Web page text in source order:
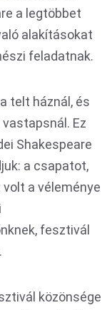
a legtöbbet
alakításokat
feladatnak.
telt háznál, és
Ez
Shakespeare
a csapatot,
a véleménye
fesztivál
közönsége